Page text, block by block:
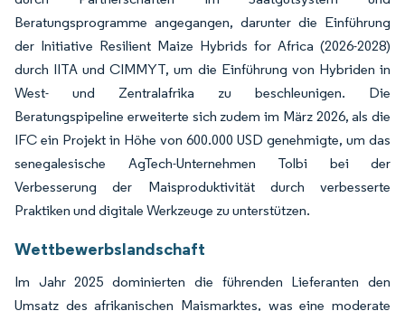
Beratungsprogramme angegangen, darunter die Einführung
der Initiative Resilient Maize Hybrids for Africa (2026-2028)
durch IITA und CIMMYT, um die Einführung von Hybriden in
West- und Zentralafrika zu beschleunigen. Die
Beratungspipeline erweiterte sich zudem im März 2026, als die
IFC ein Projekt in Höhe von 600.000 USD genehmigte, um das
senegalesische AgTech-Unternehmen Tolbi bei der
Verbesserung der Maisproduktivität durch verbesserte
Praktiken und digitale Werkzeuge zu unterstützen.
Wettbewerbslandschaft
Im Jahr 2025 dominierten die führenden Lieferanten den
Umsatz des afrikanischen Maismarktes, was eine moderate